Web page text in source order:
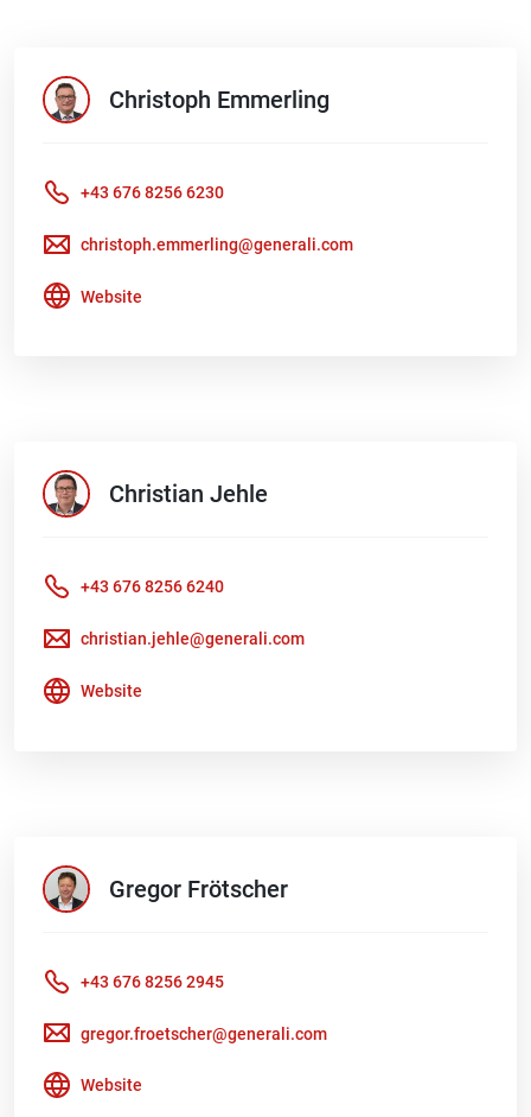
Christoph Emmerling
+43 676 8256 6230
christoph.emmerling@generali.com
Website
Christian Jehle
+43 676 8256 6240
christian.jehle@generali.com
Website
Gregor Frötscher
+43 676 8256 2945
gregor.froetscher@generali.com
Website